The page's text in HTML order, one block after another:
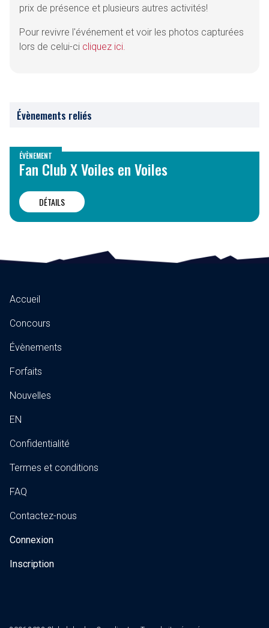
prix de présence et plusieurs autres activités!
Pour revivre l'événement et voir les photos capturées
lors de celui-ci cliquez ici.
Évènements reliés
ÉVÈNEMENT
Fan Club X Voiles en Voiles
DÉTAILS
Accueil
Concours
Évènements
Forfaits
Nouvelles
EN
Confidentialité
Termes et conditions
FAQ
Contactez-nous
Connexion
Inscription